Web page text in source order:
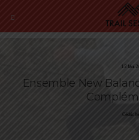
12 Mai
Ensemble New
Cédric